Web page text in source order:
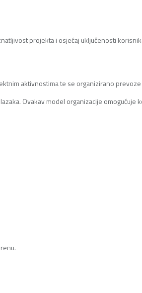
projekta i osjećaj uključenosti
aktivnostima te se organizirano
Ovakav model organizacije omogućuje